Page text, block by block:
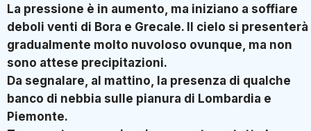
La pressione è in aumento, ma iniziano a soffiare
deboli venti di Bora e Grecale. Il cielo si presenterà
gradualmente molto nuvoloso ovunque, ma non
sono attese precipitazioni.
Da segnalare, al mattino, la presenza di qualche
banco di nebbia sulle pianura di Lombardia e
Piemonte.